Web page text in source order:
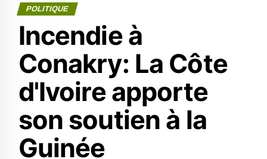
POLITIQUE
Incendie à
Conakry: La Côte
d'Ivoire apporte
son soutien à la
Guinée